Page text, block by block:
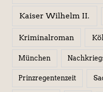
Kaiser Wilhelm II.
Kriminalroman
München
Prinzregentenzeit